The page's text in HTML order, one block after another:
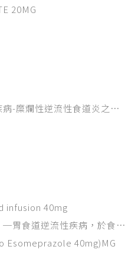
20MG
-糜爛性逆流性食道炎之治
症候群、合併抗生素
infusion 40mg
─胃食道逆流性疾病，於食道
之胃潰瘍的治療。於治療性
Esomeprazole 40mg)MG